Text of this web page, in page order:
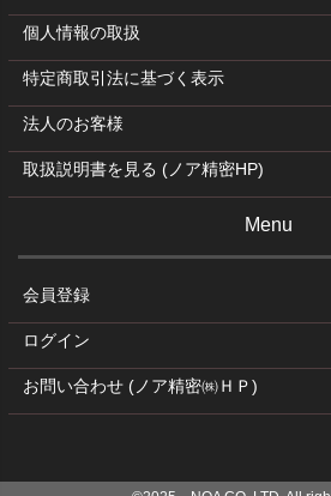
個人情報の取扱
特定商取引法に基づく表示
法人のお客様
取扱説明書を見る (ノア精密HP)
Menu
会員登録
ログイン
お問い合わせ (ノア精密㈱ＨＰ)